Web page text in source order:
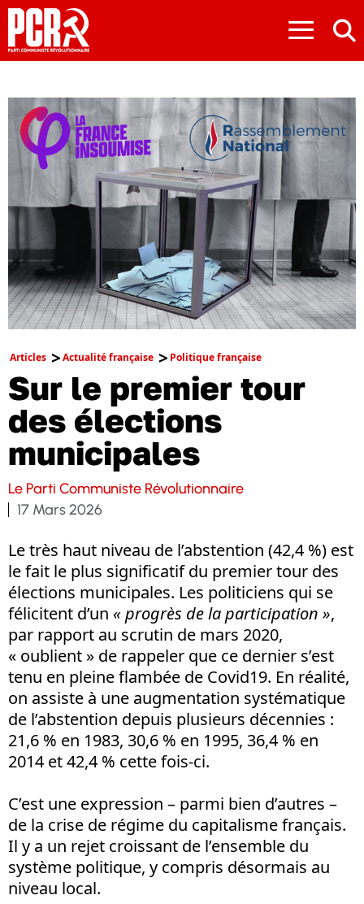
≡
Articles Actualité française Politique française
Sur le premier tour
des élections
municipales
Le Parti Communiste Révolutionnaire
17 Mars 2026
Le très haut niveau de l’abstention (42,4 %) est
le fait le plus significatif du premier tour des
élections municipales. Les politiciens qui se
félicitent d’un « progrès de la participation »,
par rapport au scrutin de mars 2020,
« oublient » de rappeler que ce dernier s’est
tenu en pleine flambée de Covid19. En réalité,
on assiste à une augmentation systématique
de l’abstention depuis plusieurs décennies :
21,6 % en 1983, 30,6 % en 1995, 36,4 % en
2014 et 42,4 % cette fois-ci.
C’est une expression – parmi bien d’autres –
de la crise de régime du capitalisme français.
Il y a un rejet croissant de l’ensemble du
système politique, y compris désormais au
niveau local.